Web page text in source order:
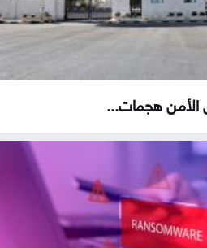
الأمن هجمات...